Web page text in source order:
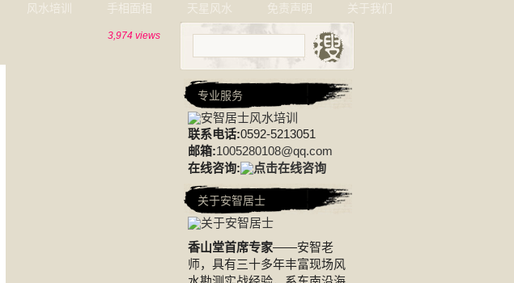
风水培训 手相面相 天星风水 免责声明 关于我们
3,974 views
专业服务
联系电话:0592-5213051
邮箱:1005280108@qq.com
在线咨询:
关于安智居士
香山堂首席专家——安智老
师，具有三十多年丰富现场风